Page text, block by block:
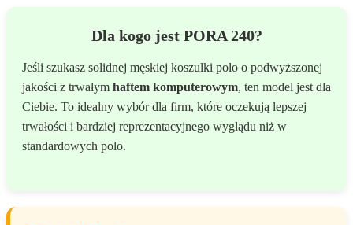
Dla kogo jest PORA 240?
Jeśli szukasz solidnej męskiej koszulki polo o podwyższonej
jakości z trwałym haftem komputerowym, ten model jest dla
Ciebie. To idealny wybór dla firm, które oczekują lepszej
trwałości i bardziej reprezentacyjnego wyglądu niż w
standardowych polo.